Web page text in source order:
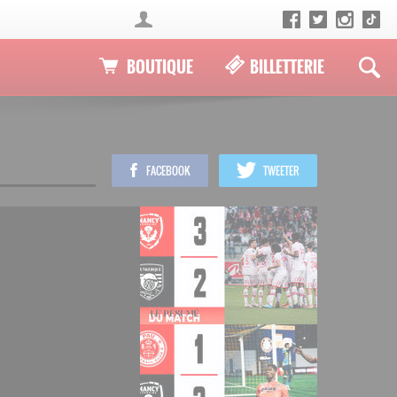
BOUTIQUE BILLETTERIE
FACEBOOK TWEETER